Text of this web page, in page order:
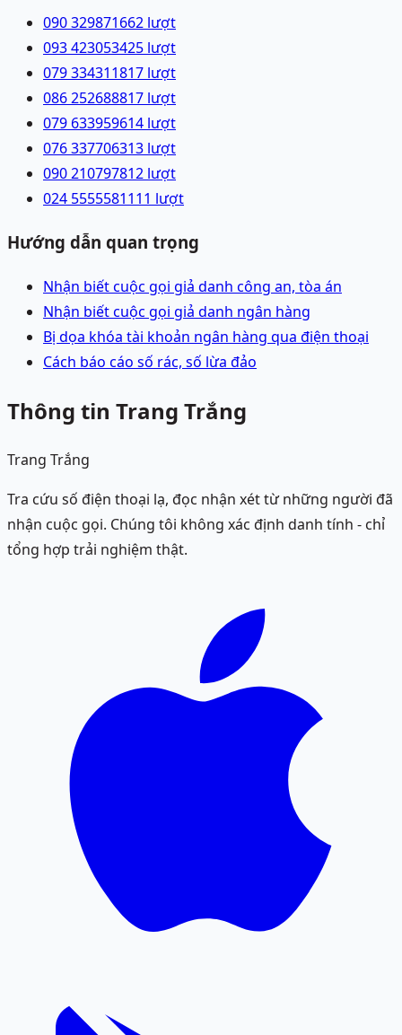
090 329871662 lượt
093 423053425 lượt
079 334311817 lượt
086 252688817 lượt
079 633959614 lượt
076 337706313 lượt
090 210797812 lượt
024 5555581111 lượt
Hướng dẫn quan trọng
Nhận biết cuộc gọi giả danh công an, tòa án
Nhận biết cuộc gọi giả danh ngân hàng
Bị dọa khóa tài khoản ngân hàng qua điện thoại
Cách báo cáo số rác, số lừa đảo
Thông tin Trang Trắng
Trang Trắng
Tra cứu số điện thoại lạ, đọc nhận xét từ những người đã
nhận cuộc gọi. Chúng tôi không xác định danh tính - chỉ
tổng hợp trải nghiệm thật.